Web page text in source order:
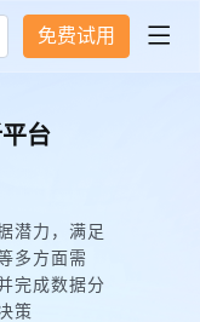
免费试用 
台
潜力，满足
多方面需
完成数据分
策